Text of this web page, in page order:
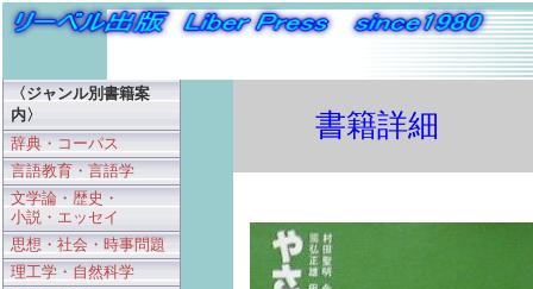
〈ジャンル別書籍案
内〉
辞典・コーパス
言語教育・言語学
文学論・歴史・
小説・エッセイ
思想・社会・時事問題
理工学・自然科学
書籍詳細